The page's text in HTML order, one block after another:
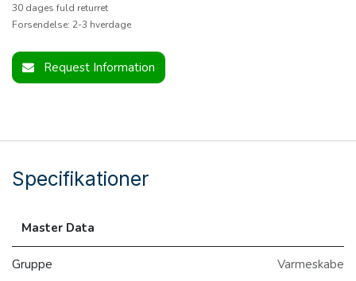
30 dages fuld returret
Forsendelse: 2-3 hverdage
Request Information
Specifikationer
Master Data
Gruppe Varmeskabe